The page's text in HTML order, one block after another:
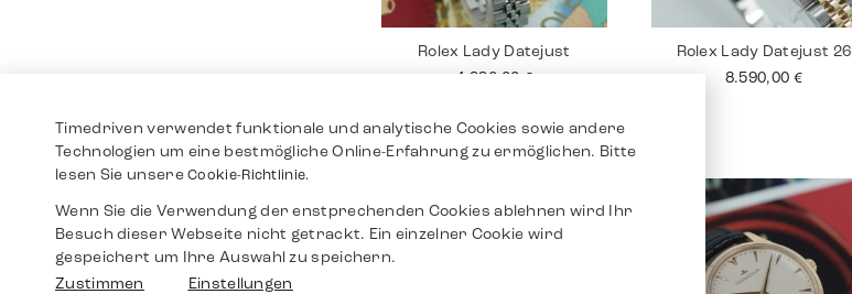
Rolex Lady Datejust
4.990,00 €
Rolex Lady Datejust 26
8.590,00 €
Timedriven verwendet funktionale und analytische Cookies sowie andere
Technologien um eine bestmögliche Online-Erfahrung zu ermöglichen. Bitte
lesen Sie unsereCookie-Richtlinie.
Wenn Sie die Verwendung der enstprechenden Cookies ablehnen wird Ihr
Besuch dieser Webseite nicht getrackt. Ein einzelner Cookie wird
gespeichert um Ihre Auswahl zu speichern.
Zustimmen
Einstellungen